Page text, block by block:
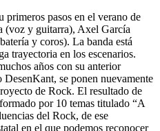
pasos en el verano de
(voz y guitarra), Axel García
y coros). La banda está
trayectoria en los escenarios.
años con su anterior
se ponen nuevamente
de Rock. El resultado de
por 10 temas titulado “A
del Rock, de ese
en el que podemos reconocer